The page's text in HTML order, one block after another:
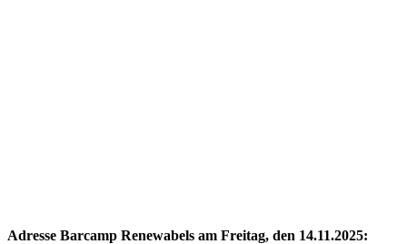
Adresse Barcamp Renewabels am Freitag, den 14.11.2025: